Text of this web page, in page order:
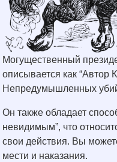
Могущественный
описывается как “Автор
Непредумышленных
Он также обладает
невидимым”, что
свои действия. Вы
мести и наказания.